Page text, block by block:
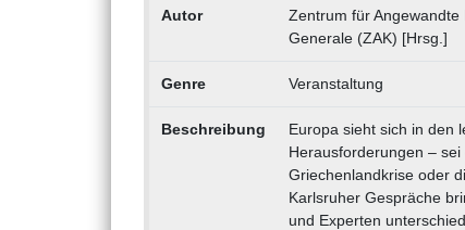
Autor
Zentrum für
Generale (ZAK) [Hrsg.]
Genre Veranstaltung
Beschreibung
Europa sieht sich in den
Herausforderungen – sei
Griechenlandkrise oder
Karlsruher Gespräche
und Experten